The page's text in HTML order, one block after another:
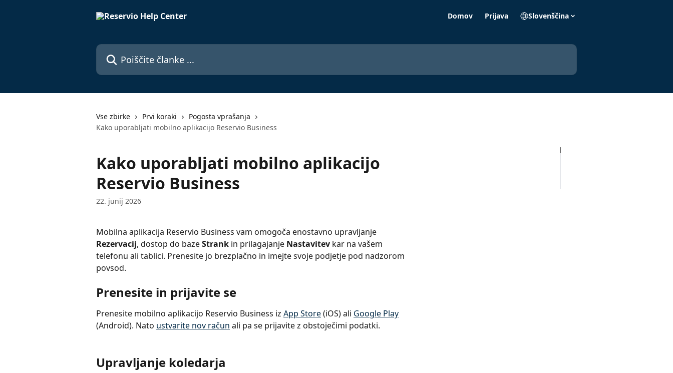
Domov Prijava Slovenščina
Poiščite članke ...
Vse zbirke Prvi koraki
Pogosta vprašanja
Kako uporabljati mobilno aplikacijo Reservio Business
Kako uporabljati mobilno aplikacijo
Reservio Business
22. junij 2026
Mobilna aplikacija Reservio Business vam omogoča enostavno upravljanje
Rezervacij, dostop do baze Strank in prilagajanje Nastavitev kar na vašem
telefonu ali tablici. Prenesite jo brezplačno in imejte svoje podjetje pod nadzorom
povsod.
Prenesite in prijavite se
Prenesite mobilno aplikacijo Reservio Business iz App Store (iOS) ali Google Play
(Android). Nato ustvarite nov račun ali pa se prijavite z obstoječimi podatki.
Upravljanje koledarja